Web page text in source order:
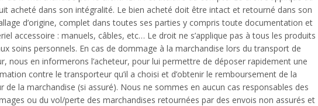
acheté dans son intégralité. Le bien acheté doit être intact et retourné dans son
d’origine, complet dans toutes ses parties y compris toute documentation et
accessoire : manuels, câbles, etc… Le droit ne s’applique pas à tous les produits
soins personnels. En cas de dommage à la marchandise lors du transport de
nous en informerons l’acheteur, pour lui permettre de déposer rapidement une
contre le transporteur qu’il a choisi et d’obtenir le remboursement de la
de la marchandise (si assuré). Nous ne sommes en aucun cas responsables des
ou du vol/perte des marchandises retournées par des envois non assurés et